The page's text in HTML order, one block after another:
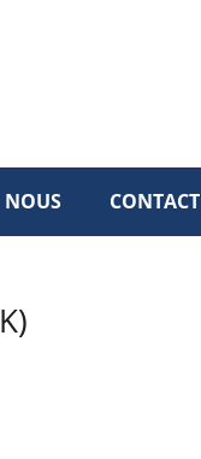
NOUS CONTACT